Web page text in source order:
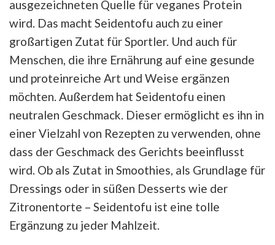
ausgezeichneten Quelle für veganes Protein
wird. Das macht Seidentofu auch zu einer
großartigen Zutat für Sportler. Und auch für
Menschen, die ihre Ernährung auf eine gesunde
und proteinreiche Art und Weise ergänzen
möchten. Außerdem hat Seidentofu einen
neutralen Geschmack. Dieser ermöglicht es ihn in
einer Vielzahl von Rezepten zu verwenden, ohne
dass der Geschmack des Gerichts beeinflusst
wird. Ob als Zutat in Smoothies, als Grundlage für
Dressings oder in süßen Desserts wie der
Zitronentorte – Seidentofu ist eine tolle
Ergänzung zu jeder Mahlzeit.